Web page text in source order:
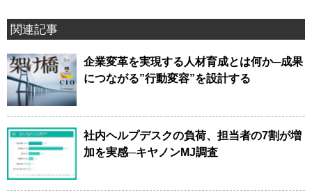
関連記事
企業変革を実現する人材育成とは何か─成果
につながる”行動変容”を設計する
社内ヘルプデスクの負荷、担当者の7割が増
加を実感─キヤノンMJ調査